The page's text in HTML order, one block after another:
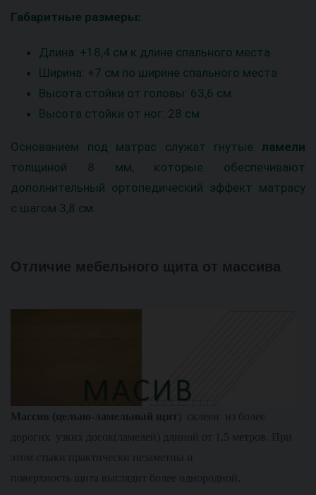
Габаритные размеры:
Длина: +18,4 см к длине спального места
Ширина: +7 см по ширине спального места
Высота стойки от головы: 63,6 см
Высота стойки от ног: 28 см
Основанием под матрас служат гнутые ламели
толщиной 8 мм, которые обеспечивают
дополнительный ортопедический эффект матрасу
с шагом 3,8 см.
Отличие мебельного щита от массива
Массив (цельно-ламельный щит ) склеен из более
дорогих узких досок(ламелей) длиной от 1,5 метров. При
этом стыки практически незаметны и
поверхность щита выглядит более однородной.